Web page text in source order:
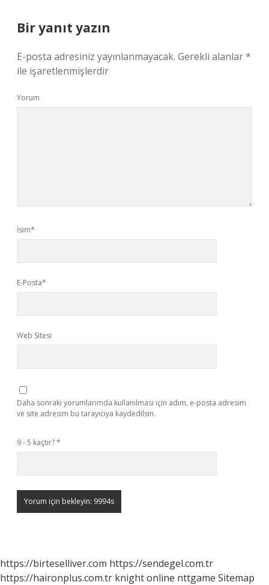
Bir yanıt yazın
E-posta adresiniz yayınlanmayacak. Gerekli alanlar*
ile işaretlenmişlerdir
Yorum
İsim*
E-Posta*
Web Sitesi
Daha sonraki yorumlarımda kullanılması için adım, e-posta adresim
ve site adresim bu tarayıcıya kaydedilsin.
9 - 5 kaçtır?*
https://birteselliver.com https://sendegel.com.tr
https://haironplus.com.tr knight online nttgame Sitemap